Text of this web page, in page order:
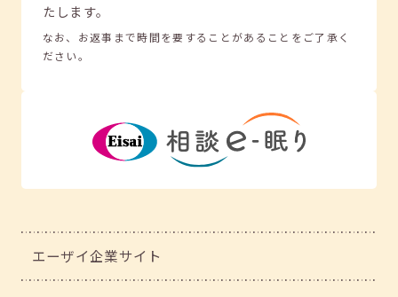
たします。
なお、お返事まで時間を要することがあることをご了承く
ださい。
エーザイ企業サイト